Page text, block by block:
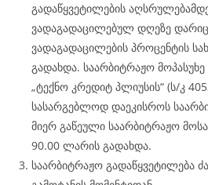
გადაწყვეტილების
ვადაგადაცილებულ დღეზე
ვადაგადაცილების პროცენტის
გადახდა. საარბიტრაჟო მოპასუხე
„ტექნო კრედიტ პლიუსის“ (ს/კ
სასარგებლოდ დაეკისროს
მიერ გაწეული საარბიტრაჟო
90.00 ლარის გადახდა.
საარბიტრაჟო გადაწყვეტილება